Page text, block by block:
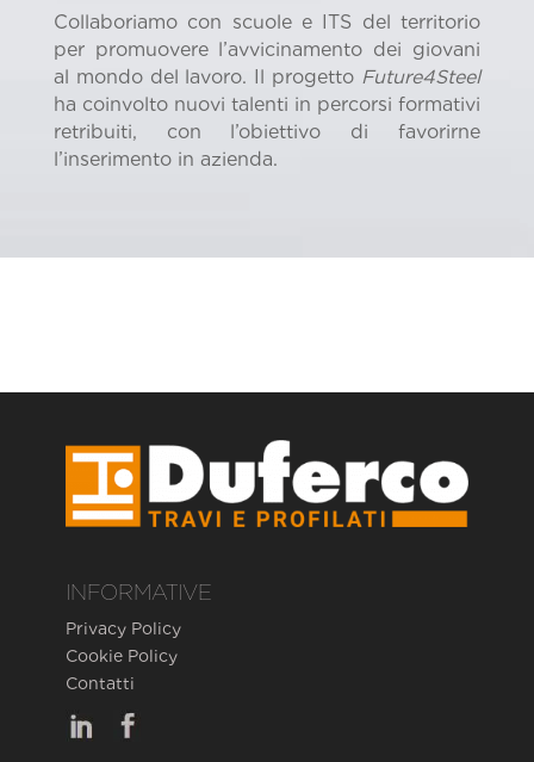
Collaboriamo con scuole e ITS del territorio
per promuovere l’avvicinamento dei giovani
al mondo del lavoro. Il progetto Future4Steel
ha coinvolto nuovi talenti in percorsi formativi
retribuiti, con l’obiettivo di favorirne
l’inserimento in azienda.
INFORMATIVE
Privacy Policy
Cookie Policy
Contatti